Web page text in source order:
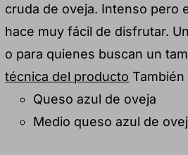
cruda de oveja. Intenso pero
hace muy fácil de disfrutar.
o para quienes buscan un
técnica del producto
Queso azul de oveja
Medio queso azul de